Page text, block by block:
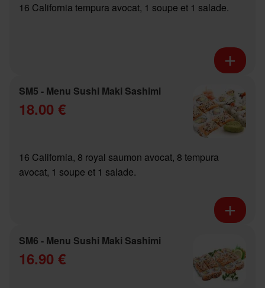
16 California tempura avocat, 1 soupe et 1 salade.
SM5 - Menu Sushi Maki Sashimi
18.00 €
16 California, 8 royal saumon avocat, 8 tempura
avocat, 1 soupe et 1 salade.
SM6 - Menu Sushi Maki Sashimi
16.90 €